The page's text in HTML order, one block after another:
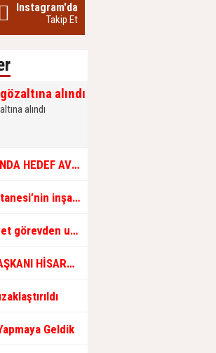
Instagram'da
Takip Et
alındı
alındı
ŞAMPİYONLUĞU
inşaatı hızla ilerliyor
uzaklaştırıldı
İLE BİR ARAYA GELDİ
Geldik